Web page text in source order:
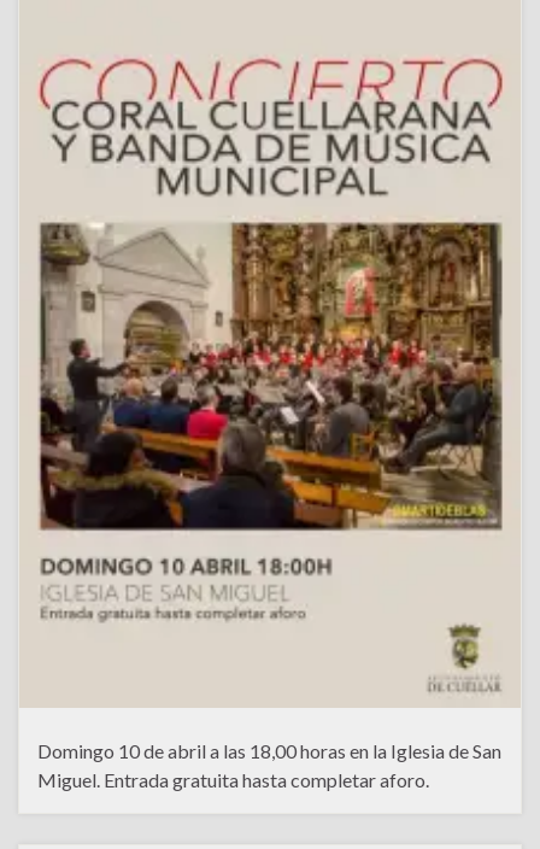
Domingo 10 de abril a las 18,00 horas en la Iglesia de San
Miguel. Entrada gratuita hasta completar aforo.